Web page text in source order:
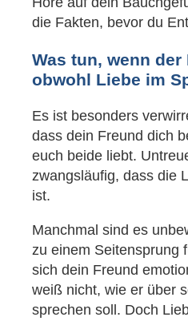
die Fakten, bevor du
Was tun, wenn
obwohl Liebe im
Es ist besonders
dass dein Freund dich
euch beide liebt.
zwangsläufig, dass die
ist.
Manchmal sind es
zu einem Seitensprung
sich dein Freund
weiß nicht, wie er über
sprechen soll. Doch